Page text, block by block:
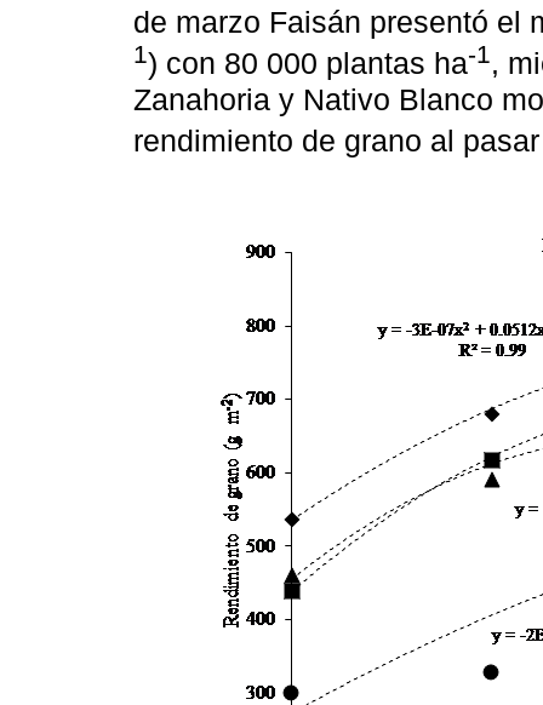
de marzo Faisán presentó el
1) con 80 000 plantas ha-1,
Zanahoria y Nativo Blanco
rendimiento de grano al